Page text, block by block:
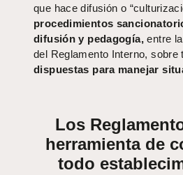
que hace difusión o
procedimientos
difusión y pedagogía,entre la
del Reglamento Interno, sobre
dispuestas para manejar
Los
herramienta de
todo